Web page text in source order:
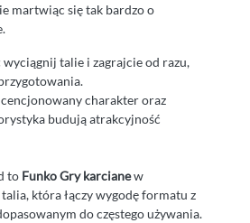
martwiąc się tak bardzo o
wyciągnij talie i zagrajcie od razu,
charakter oraz
budują atrakcyjność
to Funko Gry karcianew
która łączy wygodę formatu z
do częstego używania.